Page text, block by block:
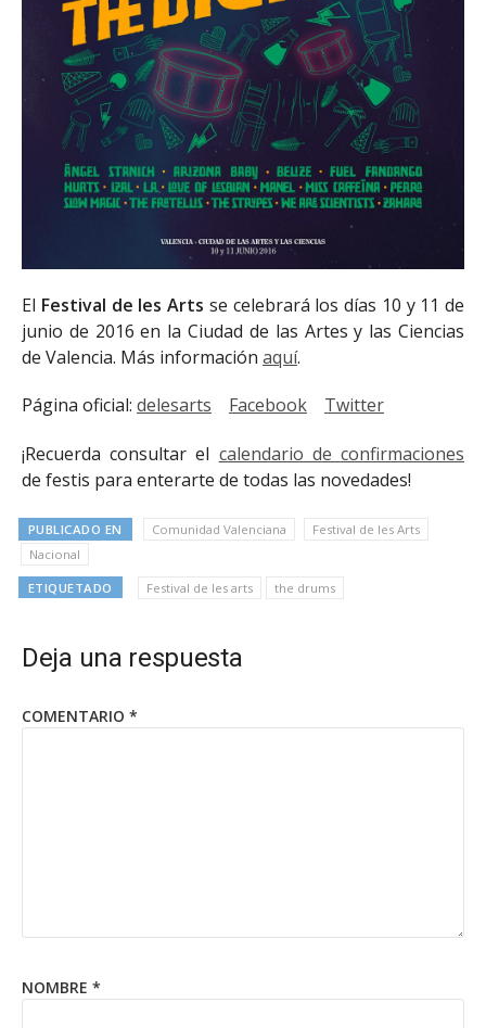
El Festival de les Arts se celebrará los días 10 y 11 de
junio de 2016 en la Ciudad de las Artes y las Ciencias
de Valencia. Más información aquí.
Página oficial: delesarts Facebook Twitter
¡Recuerda consultar el calendario de confirmaciones
de festis para enterarte de todas las novedades!
PUBLICADO EN Comunidad Valenciana
Festival de les Arts
Nacional
ETIQUETADO Festival de les arts the drums
Deja una respuesta
COMENTARIO *
NOMBRE *